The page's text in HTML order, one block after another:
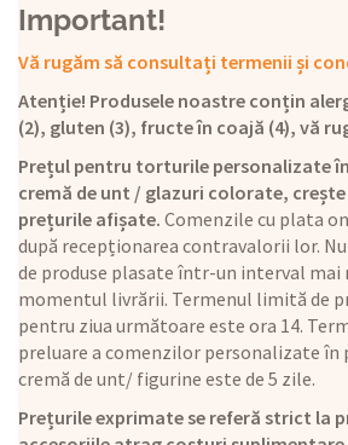
Important!
Vă rugăm să consultați termenii și
Atenție! Produsele noastre conțin
(2), gluten (3), fructe în coajă (4), vă
Prețul pentru torturile personalizate
cremă de unt / glazuri colorate,
prețurile afișate. Comenzile cu plata
după recepționarea contravalorii lor.
de produse plasate într-un interval mai
momentul livrării. Termenul limită de
pentru ziua următoare este ora 14.
preluare a comenzilor personalizate în
cremă de unt/ figurine este de 5 zile.
Prețurile exprimate se referă strict la